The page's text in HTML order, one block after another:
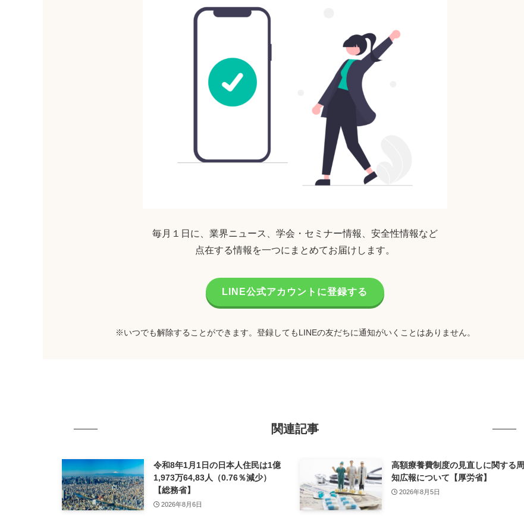
毎月１日に、業界ニュース、学会・セミナー情報、安全性情報など
点在する情報を一つにまとめてお届けします。
LINE公式アカウントに登録する
※いつでも解除することができます。登録してもLINEの友だちに通知がいくことはありません。
関連記事
令和8年1月1日の日本人住民は1億
1,973万64,83人（0.76％減少）
【総務省】
2026年8月6日
高額療養費制度の見直しに関する周
知広報について【厚労省】
2026年8月5日